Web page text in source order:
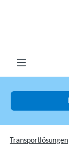
Transportlösungen